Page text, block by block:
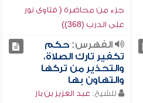
جزء من محاضرة ( فتاوى نور
على الدرب (368))
الفهرس:حكم
تكفير تارك الصلاة،
والتحذير من تركها
والتهاون بها
للشيخ: عبد العزيز بن باز